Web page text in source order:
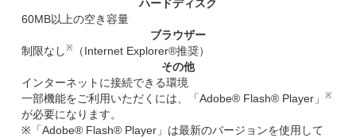
ハードディスク
60MB以上の空き容量
ブラウザー
制限なし※
（Internet Explorer®推奨）
その他
インターネットに接続できる環境
一部機能をご利用いただくには、「Adobe® Flash® Player」※
が必要になります。
※「Adobe® Flash® Player」は最新のバージョンを使用して